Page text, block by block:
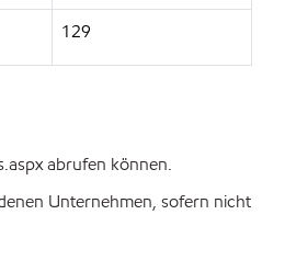
129
abrufen können.
Unternehmen, sofern nicht